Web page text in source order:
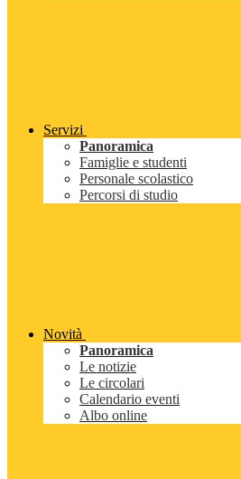
Servizi
Panoramica
Famiglie e studenti
Personale scolastico
Percorsi di studio
Novità
Panoramica
Le notizie
Le circolari
Calendario eventi
Albo online